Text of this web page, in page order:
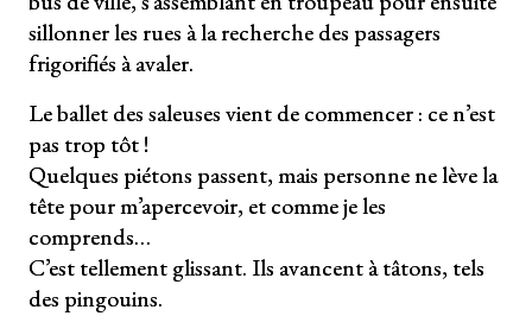
sillonner les rues à la recherche des passagers
frigorifiés à avaler.
Le ballet des saleuses vient de commencer : ce n’est
pas trop tôt !
Quelques piétons passent, mais personne ne lève la
tête pour m’apercevoir, et comme je les
comprends…
C’est tellement glissant. Ils avancent à tâtons, tels
des pingouins.